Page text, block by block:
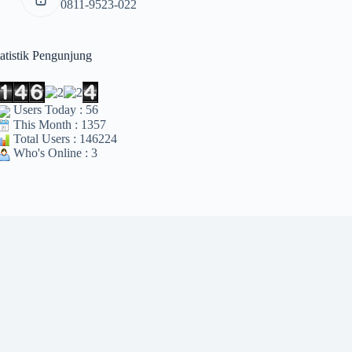
0811-9523-022
Pengunjung
Users Today : 56
This Month : 1357
Total Users : 146224
Who's Online : 3